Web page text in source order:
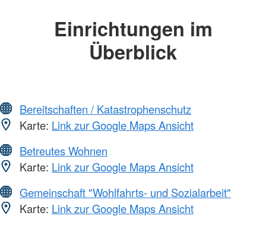
Einrichtungen im
Überblick
Bereitschaften / Katastrophenschutz
Karte: Link zur Google Maps Ansicht
Betreutes Wohnen
Karte: Link zur Google Maps Ansicht
Gemeinschaft "Wohlfahrts- und Sozialarbeit"
Karte: Link zur Google Maps Ansicht